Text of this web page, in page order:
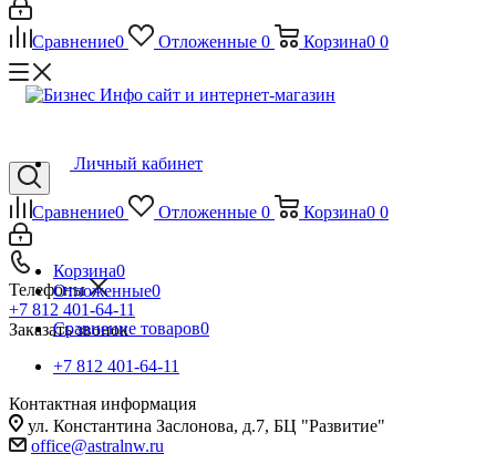
Сравнение0 Отложенные 0 Корзина0 0
Сравнение0 Отложенные 0 Корзина0 0
Телефоны
+7 812 401-64-11
Заказать звонок
Личный кабинет
Корзина0
Отложенные0
Сравнение товаров0
+7 812 401-64-11
Контактная информация
ул. Константина Заслонова, д.7, БЦ "Развитие"
office@astralnw.ru